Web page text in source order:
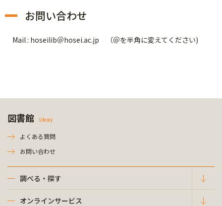
お問い合わせ
Mail : hoseilib＠hosei.ac.jp （＠を半角に変えてください)
図書館 Library
よくある質問
お問い合わせ
調べる・探す
オンラインサービス